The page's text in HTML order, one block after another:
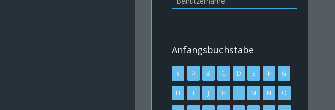
Anfangsbuchstabe
# A B C D E F G
H I J K L M N O